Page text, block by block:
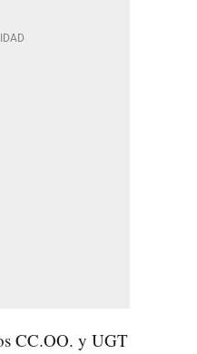
CC.OO. y UGT